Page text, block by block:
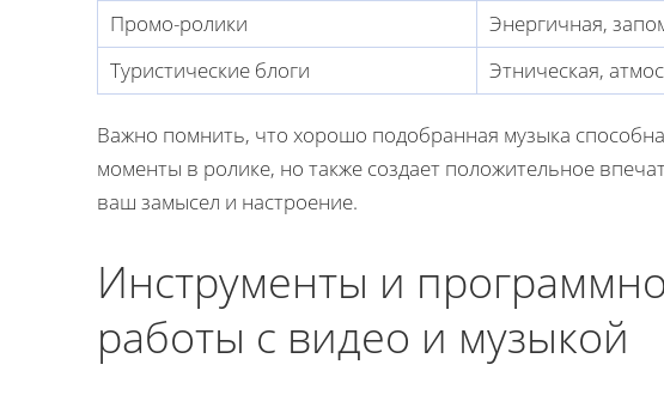
Промо-ролики
Энергичная,
Туристические блоги
Этническая,
Важно помнить, что хорошо подобранная музыка
моменты в ролике, но также создает положительное
ваш замысел и настроение.
Инструменты и
работы с видео и музыкой